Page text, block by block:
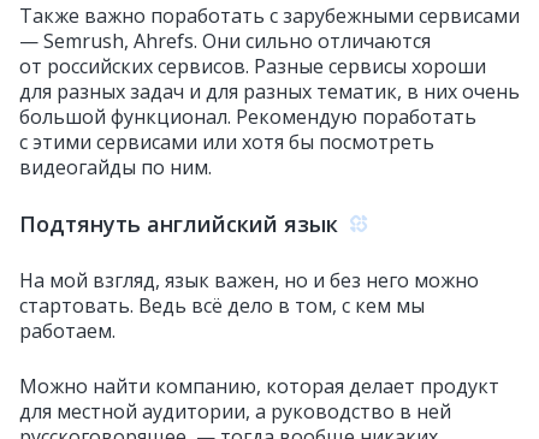
Также важно поработать с зарубежными сервисами
— Semrush, Ahrefs. Они сильно отличаются
от российских сервисов. Разные сервисы хороши
для разных задач и для разных тематик, в них очень
большой функционал. Рекомендую поработать
с этими сервисами или хотя бы посмотреть
видеогайды по ним.
Подтянуть английский язык
На мой взгляд, язык важен, но и без него можно
стартовать. Ведь всё дело в том, с кем мы
работаем.
Можно найти компанию, которая делает продукт
для местной аудитории, а руководство в ней